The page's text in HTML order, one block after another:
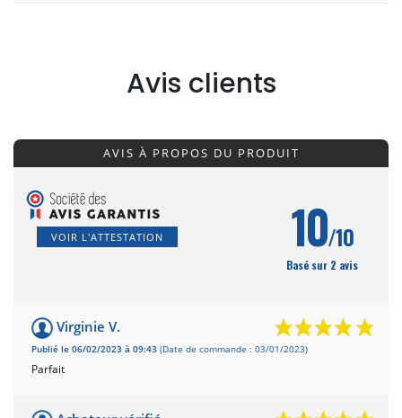
Avis clients
AVIS À PROPOS DU PRODUIT
VOIR L'ATTESTATION 10/10
Basé sur 2 avis
Virginie V.
Publié le 06/02/2023 à 09:43 (Date de commande : 03/01/2023)
Parfait